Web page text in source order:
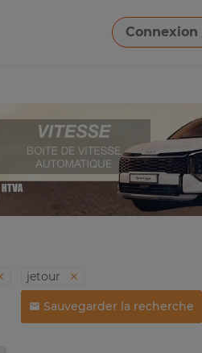
Télécharger une
jetour
Sauvegarder la recherche